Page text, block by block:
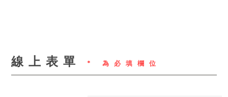
線上表單 * 為必填欄位